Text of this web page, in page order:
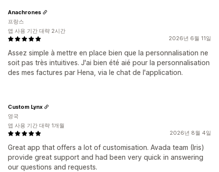
2026년 6월 11일
Assez simple à mettre en place bien que la personnalisation ne
soit pas très intuitives. J'ai bien été aié pour la personnalisation
des mes factures par Hena, via le chat de l'application.
Anachrones
프랑스
앱 사용 기간 대략 2시간
2026년 8월 4일
Great app that offers a lot of customisation. Avada team (Iris)
provide great support and had been very quick in answering
our questions and requests.
Custom Lynx
영국
앱 사용 기간 대략 1개월